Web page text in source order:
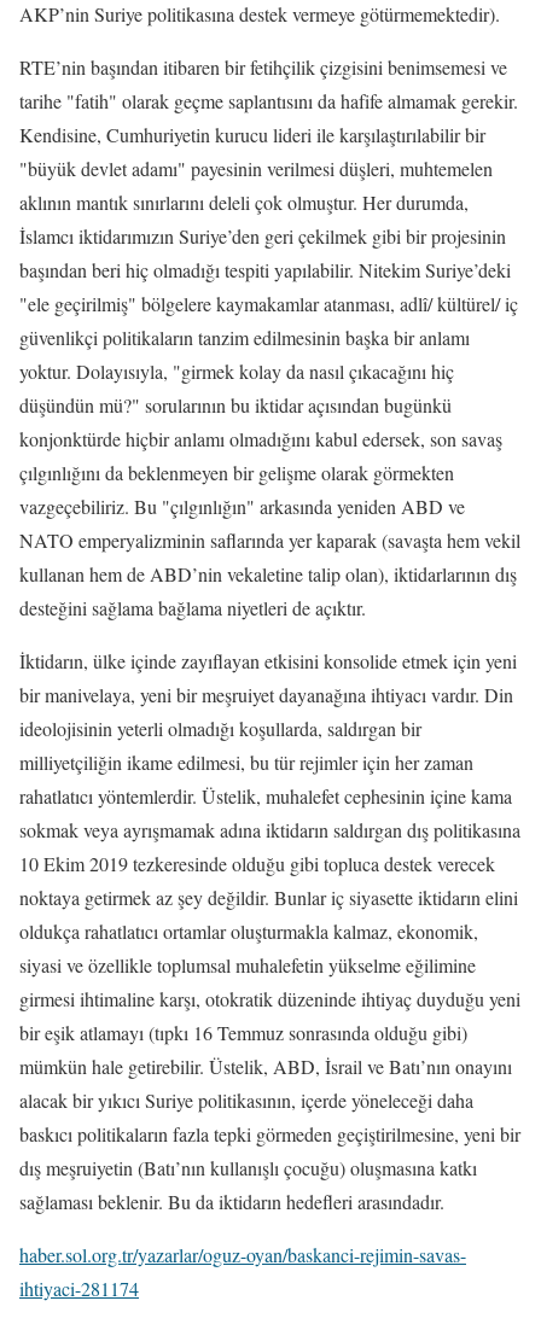
AKP’nin Suriye politikasına destek vermeye götürmemektedir).
RTE’nin başından itibaren bir fetihçilik çizgisini benimsemesi ve
tarihe "fatih" olarak geçme saplantısını da hafife almamak gerekir.
Kendisine, Cumhuriyetin kurucu lideri ile karşılaştırılabilir bir
"büyük devlet adamı" payesinin verilmesi düşleri, muhtemelen
aklının mantık sınırlarını deleli çok olmuştur. Her durumda,
İslamcı iktidarımızın Suriye’den geri çekilmek gibi bir projesinin
başından beri hiç olmadığı tespiti yapılabilir. Nitekim Suriye’deki
"ele geçirilmiş" bölgelere kaymakamlar atanması, adlî/ kültürel/ iç
güvenlikçi politikaların tanzim edilmesinin başka bir anlamı
yoktur. Dolayısıyla, "girmek kolay da nasıl çıkacağını hiç
düşündün mü?" sorularının bu iktidar açısından bugünkü
konjonktürde hiçbir anlamı olmadığını kabul edersek, son savaş
çılgınlığını da beklenmeyen bir gelişme olarak görmekten
vazgeçebiliriz. Bu "çılgınlığın" arkasında yeniden ABD ve
NATO emperyalizminin saflarında yer kaparak (savaşta hem vekil
kullanan hem de ABD’nin vekaletine talip olan), iktidarlarının dış
desteğini sağlama bağlama niyetleri de açıktır.
İktidarın, ülke içinde zayıflayan etkisini konsolide etmek için yeni
bir manivelaya, yeni bir meşruiyet dayanağına ihtiyacı vardır. Din
ideolojisinin yeterli olmadığı koşullarda, saldırgan bir
milliyetçiliğin ikame edilmesi, bu tür rejimler için her zaman
rahatlatıcı yöntemlerdir. Üstelik, muhalefet cephesinin içine kama
sokmak veya ayrışmamak adına iktidarın saldırgan dış politikasına
10 Ekim 2019 tezkeresinde olduğu gibi topluca destek verecek
noktaya getirmek az şey değildir. Bunlar iç siyasette iktidarın elini
oldukça rahatlatıcı ortamlar oluşturmakla kalmaz, ekonomik,
siyasi ve özellikle toplumsal muhalefetin yükselme eğilimine
girmesi ihtimaline karşı, otokratik düzeninde ihtiyaç duyduğu yeni
bir eşik atlamayı (tıpkı 16 Temmuz sonrasında olduğu gibi)
mümkün hale getirebilir. Üstelik, ABD, İsrail ve Batı’nın onayını
alacak bir yıkıcı Suriye politikasının, içerde yöneleceği daha
baskıcı politikaların fazla tepki görmeden geçiştirilmesine, yeni bir
dış meşruiyetin (Batı’nın kullanışlı çocuğu) oluşmasına katkı
sağlaması beklenir. Bu da iktidarın hedefleri arasındadır.
haber.sol.org.tr/yazarlar/oguz-oyan/baskanci-rejimin-savas-
ihtiyaci-281174